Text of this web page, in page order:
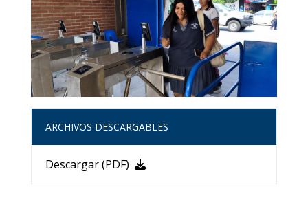
ARCHIVOS DESCARGABLES
Descargar (PDF)